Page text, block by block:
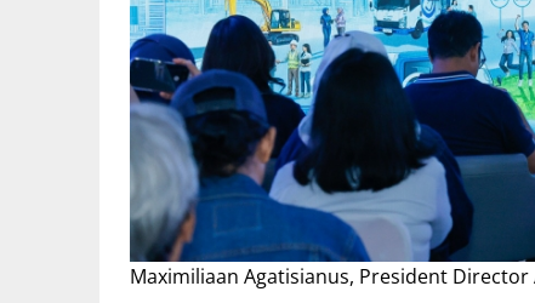
Maximiliaan Agatisianus, President Director